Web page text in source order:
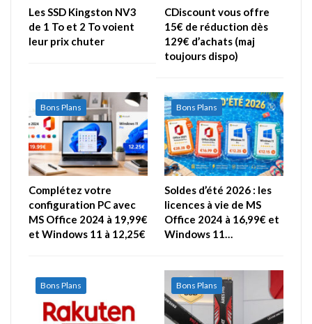
Les SSD Kingston NV3
de 1 To et 2 To voient
leur prix chuter
CDiscount vous offre
15€ de réduction dès
129€ d’achats (maj
toujours dispo)
Bons Plans
Complétez votre
configuration PC avec
MS Office 2024 à 19,99€
et Windows 11 à 12,25€
Bons Plans
Soldes d’été 2026 : les
licences à vie de MS
Office 2024 à 16,99€ et
Windows 11…
Bons Plans Bons Plans